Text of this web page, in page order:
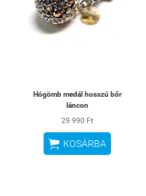
Hógömb medál hosszú bőr
láncon
29 990 Ft
 KOSÁRBA